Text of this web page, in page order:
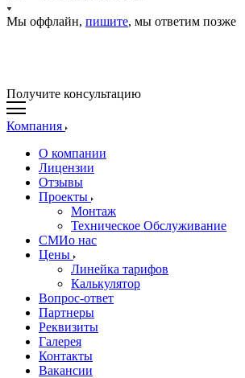
Мы оффлайн, пишите, мы ответим позже
Получите консультацию
Компания
О компании
Лицензии
Отзывы
Проекты
Монтаж
Техническое Обслуживание
СМИо нас
Цены
Линейка тарифов
Калькулятор
Вопрос-ответ
Партнеры
Реквизиты
Галерея
Контакты
Вакансии